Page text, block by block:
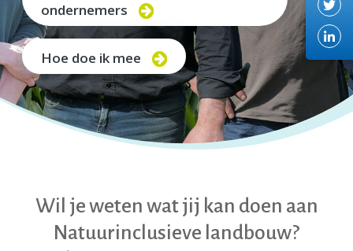
ondernemers
Hoe doe ik mee
Wil je weten wat jij kan doen aan
Natuurinclusieve landbouw?